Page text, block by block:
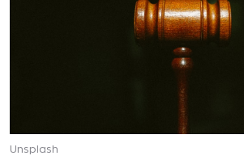
Unsplash